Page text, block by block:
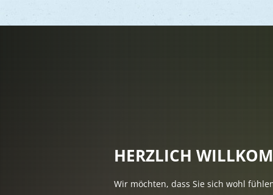
HERZLICH
Wir möchten, dass Sie sich wohl